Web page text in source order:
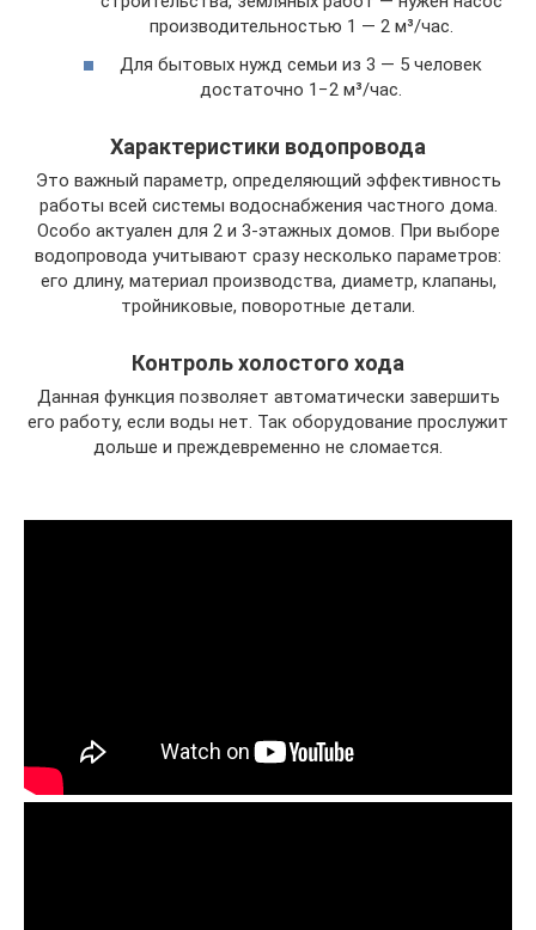
производительностью 1 — 2 м³/час.
Для бытовых нужд семьи из 3 — 5 человек
достаточно 1−2 м³/час.
Характеристики водопровода
Это важный параметр, определяющий эффективность
работы всей системы водоснабжения частного дома.
Особо актуален для 2 и 3-этажных домов. При выборе
водопровода учитывают сразу несколько параметров:
его длину, материал производства, диаметр, клапаны,
тройниковые, поворотные детали.
Контроль холостого хода
Данная функция позволяет автоматически завершить
его работу, если воды нет. Так оборудование прослужит
дольше и преждевременно не сломается.